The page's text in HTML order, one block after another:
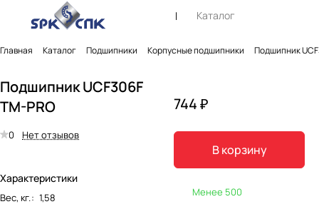
Каталог
Главная Каталог Подшипники Корпусные подшипники Подшипник
Подшипник UCF306F
TM-PRO
0 Нет отзывов
Характеристики
Вес, кг.: 1,58
744 ₽
В корзину
Менее 500